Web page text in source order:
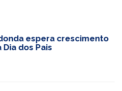
espera crescimento
Dia dos Pais